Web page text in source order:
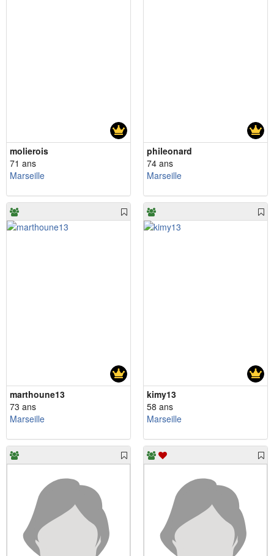
molierois
71 ans
Marseille
phileonard
74 ans
Marseille
marthoune13
73 ans
Marseille
kimy13
58 ans
Marseille